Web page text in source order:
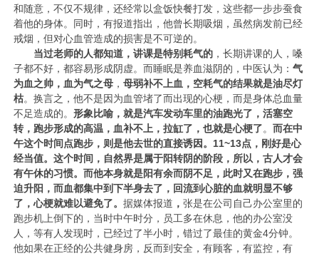
和随意，不仅不规律，还经常以盒饭快餐打发，这些都一步步蚕食
着他的身体。同时，有报道指出，他曾长期吸烟，虽然病发前已经
戒烟，但对心血管造成的损害是不可逆的。
当过老师的人都知道，讲课是特别耗气的 ，长期讲课的人，嗓
子都不好，都容易形成阴虚。而睡眠是养血滋阴的，中医认为：气
为血之帅，血为气之母 ，母弱补不上血，空耗气的结果就是油尽灯
枯。换言之，他不是因为血管堵了而出现的心梗，而是身体总血量
不足造成的。形象比喻，就是汽车发动车里的油跑光了，活塞空
转，跑步形成的高温，血补不上，拉缸了，也就是心梗了。而在中
午这个时间点跑步，则是他去世的直接诱因。11~13点，刚好是心
经当值。这个时间，自然界是属于阳转阴的阶段，所以，古人才会
有午休的习惯。而他本身就是阳有余而阴不足，此时又在跑步，强
迫升阳，而血都集中到下半身去了，回流到心脏的血就明显不够
了，心梗就难以避免了。据媒体报道 ，张是在公司自己办公室里的
跑步机上倒下的，当时中午时分，员工多在休息，他的办公室没
人，等有人发现时，已经过了半小时，错过了最佳的黄金4分钟。
他如果在正经的公共健身房，反而到安全，有顾客，有监控，有